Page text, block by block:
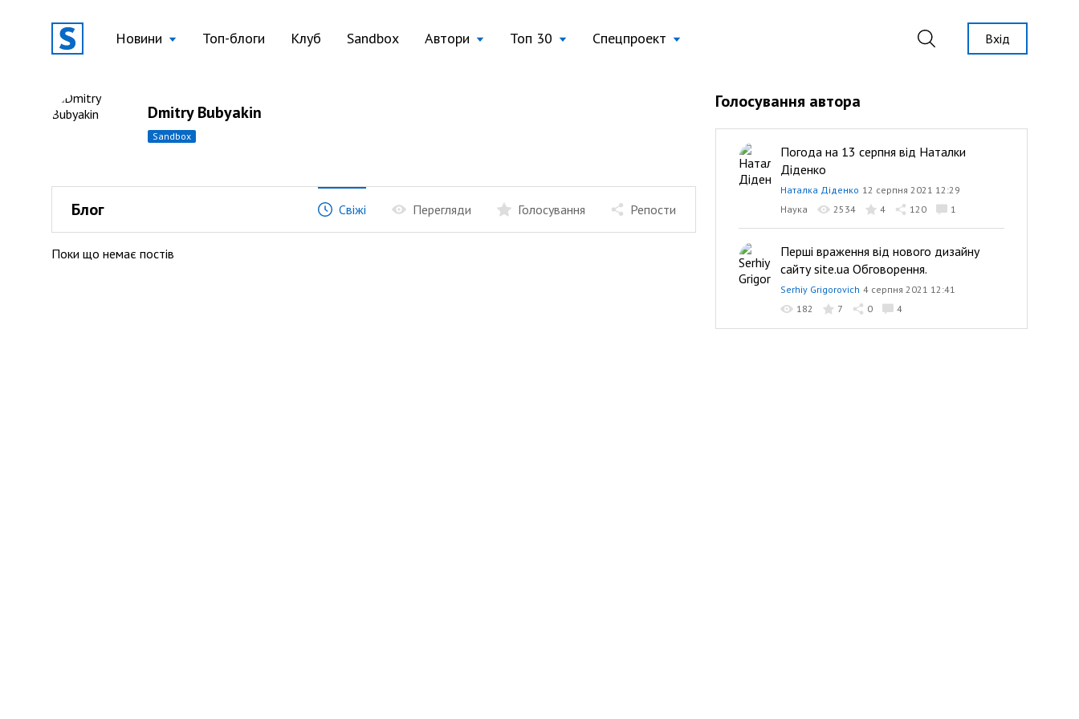
Новини Топ-блоги Клуб Sandbox Автори Топ 30 Спецпроект Вхід
Dmitry Bubyakin
sandbox
Блог Свіжі Перегляди Голосування Репости
Поки що немає постів
Голосування автора
Погода на 13 серпня від Наталки
Діденко
Наталка Діденко 12 серпня 2021 12:29
Наука
2534 4 120 1
Перші враження від нового дизайну
сайту site.ua Обговорення.
Serhiy Grigorovich 4 серпня 2021 12:41
182
7 0 4